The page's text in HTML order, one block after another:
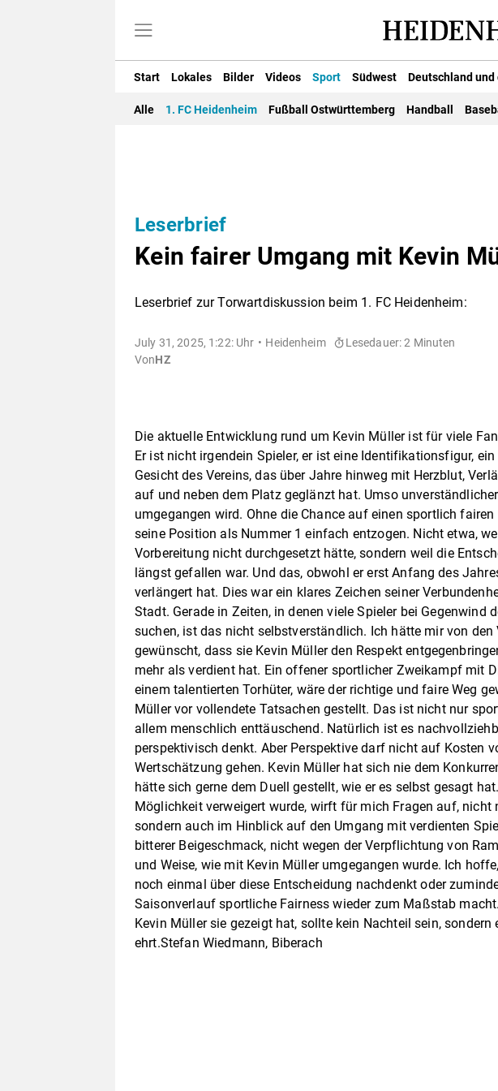
Start Lokales Bilder Videos Sport Südwest Deutschland und
Alle 1. FC Heidenheim Fußball Ostwürttemberg Handball
Leserbrief
Kein fairer Umgang mit Kevin
Leserbrief zur Torwartdiskussion beim 1. FC Heidenheim:
July 31, 2025, 1:22: Uhr Heidenheim
Lesedauer: 2 Minuten
VonHZ
Die aktuelle Entwicklung rund um Kevin Müller ist für viele
Er ist nicht irgendein Spieler, er ist eine Identifikationsfigur, ein
Gesicht des Vereins, das über Jahre hinweg mit Herzblut,
auf und neben dem Platz geglänzt hat. Umso
umgegangen wird. Ohne die Chance auf einen sportlich
seine Position als Nummer 1 einfach entzogen. Nicht etwa,
Vorbereitung nicht durchgesetzt hätte, sondern weil die
längst gefallen war. Und das, obwohl er erst Anfang des
verlängert hat. Dies war ein klares Zeichen seiner
Stadt. Gerade in Zeiten, in denen viele Spieler bei Gegenwind
suchen, ist das nicht selbstverständlich. Ich hätte mir von den
gewünscht, dass sie Kevin Müller den Respekt
mehr als verdient hat. Ein offener sportlicher Zweikampf mit
einem talentierten Torhüter, wäre der richtige und faire Weg
Müller vor vollendete Tatsachen gestellt. Das ist nicht nur
allem menschlich enttäuschend. Natürlich ist es
perspektivisch denkt. Aber Perspektive darf nicht auf Kosten
Wertschätzung gehen. Kevin Müller hat sich nie dem
hätte sich gerne dem Duell gestellt, wie er es selbst gesagt
Möglichkeit verweigert wurde, wirft für mich Fragen auf, nicht
sondern auch im Hinblick auf den Umgang mit verdienten
bitterer Beigeschmack, nicht wegen der Verpflichtung von
und Weise, wie mit Kevin Müller umgegangen wurde. Ich
noch einmal über diese Entscheidung nachdenkt oder
Saisonverlauf sportliche Fairness wieder zum Maßstab
Kevin Müller sie gezeigt hat, sollte kein Nachteil sein, sondern
ehrt.Stefan Wiedmann, Biberach